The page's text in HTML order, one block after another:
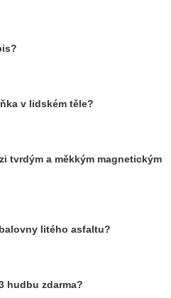
v lidském těle?
tvrdým a měkkým magnetickým
litého asfaltu?
hudbu zdarma?